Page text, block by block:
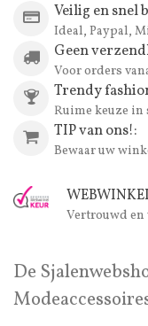
Veilig en snel
Ideal, Paypal,
Geen
Voor orders
Trendy
Ruime keuze in
TIP van ons!:
Bewaar uw
Vertrouwd
De